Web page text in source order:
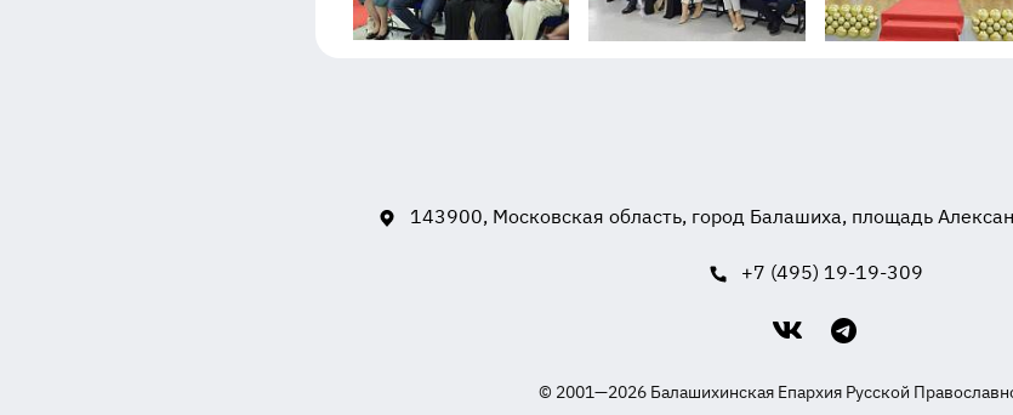
143900, Московская область, город Балашиха, площадь
+7 (495) 19-19-309
© 2001—2026 Балашихинская Епархия Русской